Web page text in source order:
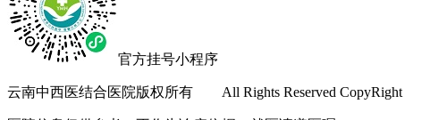
官方挂号小程序
云南中西医结合医院版权所有 All Rights Reserved CopyRight